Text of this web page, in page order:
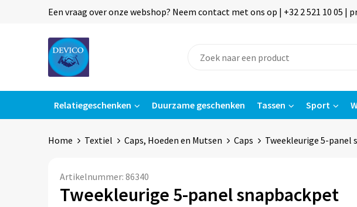
Een vraag over onze webshop? Neem contact met ons op | +32 2 521 10 05 |
Relatiegeschenken Duurzame geschenken Tassen Sport
Home Textiel Caps, Hoeden en Mutsen Caps Tweekleurige 5-panel
Artikelnummer: 86340
Tweekleurige 5-panel snapbackpet